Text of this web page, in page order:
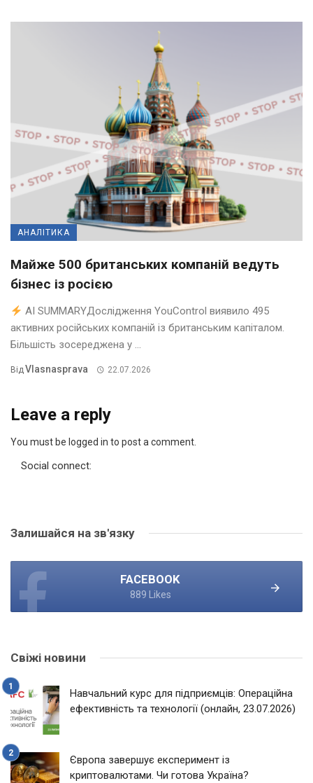
АНАЛІТИКА
Майже 500 британських компаній ведуть
бізнес із росією
AI SUMMARYДослідження YouControl виявило 495
активних російських компаній із британським капіталом.
Більшість зосереджена у ...
ВідVlasnasprava 22.07.2026
Leave a reply
You must be logged in to post a comment.
Social connect:
Залишайся на зв'язку
FACEBOOK
889 Likes
Свіжі новини
Навчальний курс для підприємців: Операційна
ефективність та технології (онлайн, 23.07.2026)
Європа завершує експеримент із
криптовалютами. Чи готова Україна?